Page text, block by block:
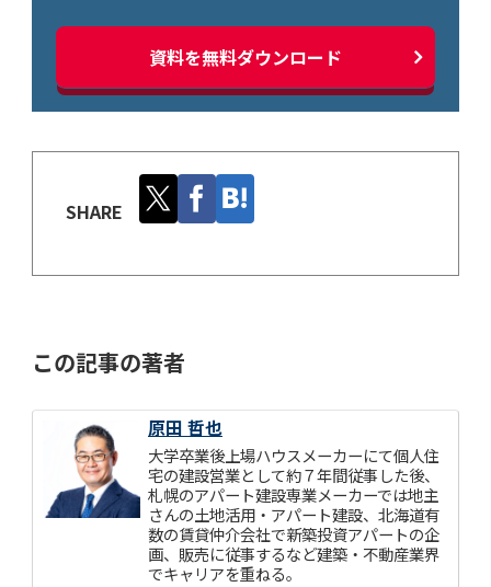
資料を無料ダウンロード
SHARE
この記事の著者
原田 哲也
大学卒業後上場ハウスメーカーにて個人住
宅の建設営業として約７年間従事した後、
札幌のアパート建設専業メーカーでは地主
さんの土地活用・アパート建設、北海道有
数の賃貸仲介会社で新築投資アパートの企
画、販売に従事するなど建築・不動産業界
でキャリアを重ねる。